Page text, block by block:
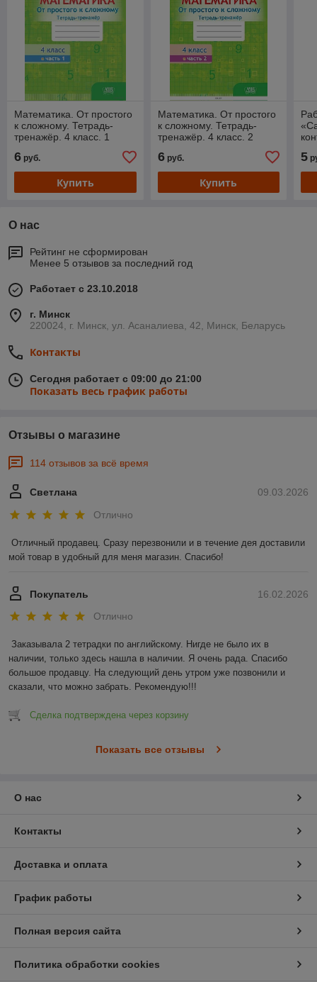
Математика. От простого
к сложному. Тетрадь-
тренажёр. 4 класс. 1
6 руб.
Купить
Математика. От простого
к сложному. Тетрадь-
тренажёр. 4 класс. 2
6руб.
Купить
5
О нас
Рейтинг не сформирован
Менее 5 отзывов за последний год
Работает с 23.10.2018
г. Минск
220024, г. Минск, ул. Асаналиева, 42, Минск, Беларусь
Контакты
Сегодня работает с 09:00 до 21:00
Показать весь график работы
Отзывы о магазине
114 отзывов за всё время
09.03.2026
Светлана
Отлично
Отличный продавец. Сразу перезвонили и в течение дея доставили
мой товар в удобный для меня магазин. Спасибо!
16.02.2026
Покупатель
Отлично
Заказывала 2 тетрадки по английскому. Нигде не было их в
наличии, только здесь нашла в наличии. Я очень рада. Спасибо
большое продавцу. На следующий день утром уже позвонили и
сказали, что можно забрать. Рекомендую!!!
Сделка подтверждена через корзину
Показать все отзывы
О нас
Контакты
Доставка и оплата
График работы
Полная версия сайта
Политика обработки cookies